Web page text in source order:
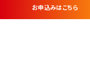
お申込みはこちら